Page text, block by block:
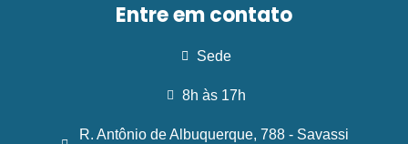
Entre em contato
Sede
8h às 17h
R. Antônio de Albuquerque, 788 - Savassi